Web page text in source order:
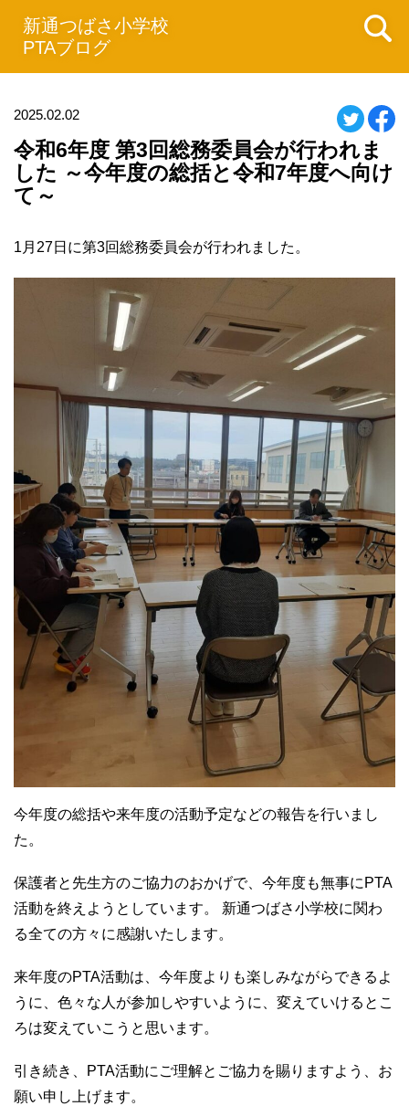
新通つばさ小学校
PTAブログ
2025.02.02
令和6年度 第3回総務委員会が行われま
した ～今年度の総括と令和7年度へ向け
て～
1月27日に第3回総務委員会が行われました。
今年度の総括や来年度の活動予定などの報告を行いまし
た。
保護者と先生方のご協力のおかげで、今年度も無事にPTA
活動を終えようとしています。 新通つばさ小学校に関わ
る全ての方々に感謝いたします。
来年度のPTA活動は、今年度よりも楽しみながらできるよ
うに、色々な人が参加しやすいように、変えていけるとこ
ろは変えていこうと思います。
引き続き、PTA活動にご理解とご協力を賜りますよう、お
願い申し上げます。